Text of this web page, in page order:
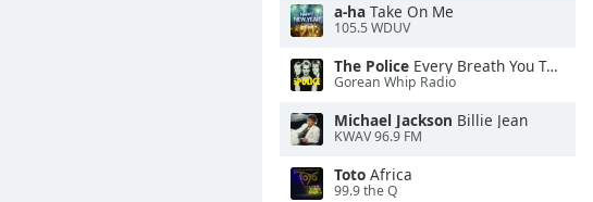
a-ha Take On Me
105.5 WDUV
The Police Every Breath You Take
Gorean Whip Radio
Michael Jackson Billie Jean
KWAV 96.9 FM
Toto Africa
99.9 the Q